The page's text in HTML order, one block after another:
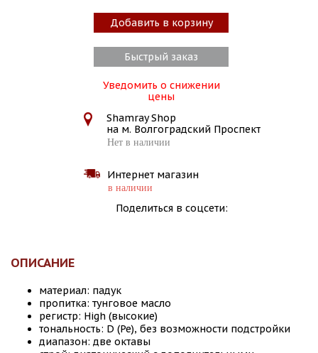
Добавить в корзину
Быстрый заказ
Уведомить о снижении
цены
Shamray Shop
на м. Волгоградский Проспект
Нет в наличии
Интернет магазин
в наличии
Поделиться в соцсети:
ОПИСАНИЕ
материал: падук
пропитка: тунговое масло
регистр: High (высокие)
тональность: D (Ре), без возможности подстройки
диапазон: две октавы